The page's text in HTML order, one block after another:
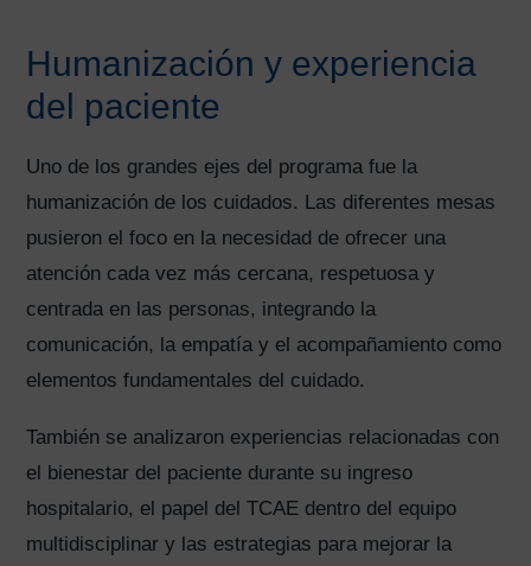
Humanización y experiencia
del paciente
Uno de los grandes ejes del programa fue la
humanización de los cuidados. Las diferentes mesas
pusieron el foco en la necesidad de ofrecer una
atención cada vez más cercana, respetuosa y
centrada en las personas, integrando la
comunicación, la empatía y el acompañamiento como
elementos fundamentales del cuidado.
También se analizaron experiencias relacionadas con
el bienestar del paciente durante su ingreso
hospitalario, el papel del TCAE dentro del equipo
multidisciplinar y las estrategias para mejorar la